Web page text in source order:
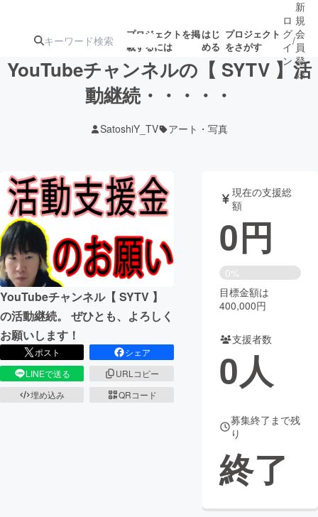
プロジェクトを掲
載するには
はじ
める
プロジェクト
をさがす
ジェクト
募集終了が近いプ
ロジェクト
アート・写真 音楽
ゲーム・サ
映像・映画 書籍・雑誌
ビジネス・起業 チャレンジ
まちづくり・地域活性化
CAMPFIRE for Social Good
CAMPFIRE Creation
ロ
グ
イ
ン
/
新
規
会
員
登
録
YouTubeチャンネルの【 SYTV 】活
動継続・・・・・
SatoshiY_TV アート・写真
YouTubeチャンネル【 SYTV 】
の活動継続。 ぜひとも、よろしく
お願いします！
ポスト
シェア
LINEで送る
URLコピー
埋め込み
QRコード
現在の支援総
額
0円
0%
目標金額は
400,000円
支援者数
0人
募集終了まで残
り
終了